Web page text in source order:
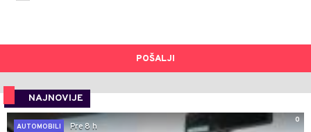
POŠALJI
NAJNOVIJE
0
AUTOMOBILI
Pre 8 h